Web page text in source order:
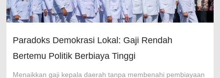
Paradoks Demokrasi Lokal: Gaji Rendah
Bertemu Politik Berbiaya Tinggi
Menaikkan gaji kepala daerah tanpa membenahi pembiayaan